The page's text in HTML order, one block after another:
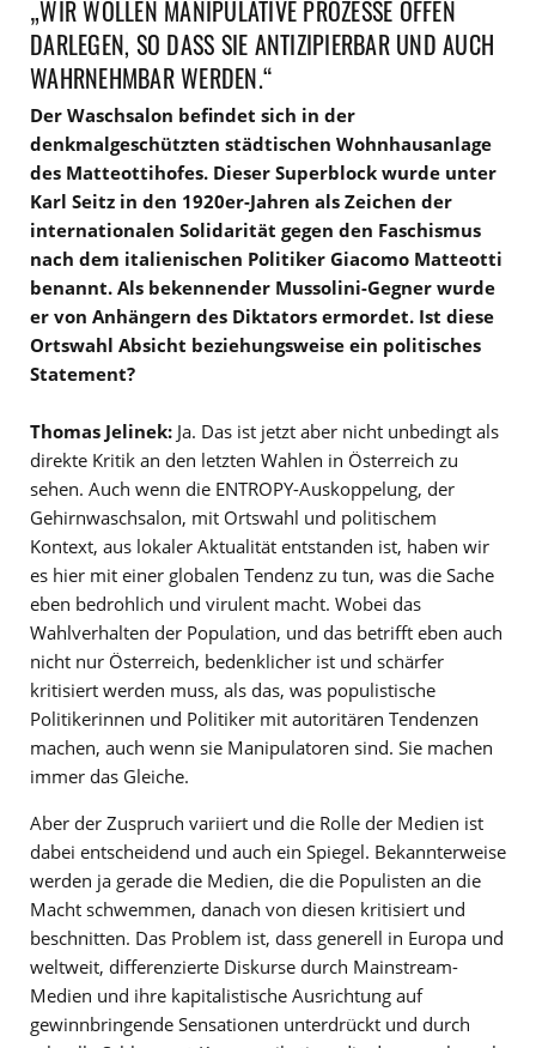
„WIR WOLLEN MANIPULATIVE PROZESSE OFFEN
DARLEGEN, SO DASS SIE ANTIZIPIERBAR UND AUCH
WAHRNEHMBAR WERDEN.“
Der Waschsalon befindet sich in der
denkmalgeschützten städtischen Wohnhausanlage
des Matteottihofes. Dieser Superblock wurde unter
Karl Seitz in den 1920er-Jahren als Zeichen der
internationalen Solidarität gegen den Faschismus
nach dem italienischen Politiker Giacomo Matteotti
benannt. Als bekennender Mussolini-Gegner wurde
er von Anhängern des Diktators ermordet. Ist diese
Ortswahl Absicht beziehungsweise ein politisches
Statement?
Thomas Jelinek: Ja. Das ist jetzt aber nicht unbedingt als
direkte Kritik an den letzten Wahlen in Österreich zu
sehen. Auch wenn die ENTROPY-Auskoppelung, der
Gehirnwaschsalon, mit Ortswahl und politischem
Kontext, aus lokaler Aktualität entstanden ist, haben wir
es hier mit einer globalen Tendenz zu tun, was die Sache
eben bedrohlich und virulent macht. Wobei das
Wahlverhalten der Population, und das betrifft eben auch
nicht nur Österreich, bedenklicher ist und schärfer
kritisiert werden muss, als das, was populistische
Politikerinnen und Politiker mit autoritären Tendenzen
machen, auch wenn sie Manipulatoren sind. Sie machen
immer das Gleiche.
Aber der Zuspruch variiert und die Rolle der Medien ist
dabei entscheidend und auch ein Spiegel. Bekannterweise
werden ja gerade die Medien, die die Populisten an die
Macht schwemmen, danach von diesen kritisiert und
beschnitten. Das Problem ist, dass generell in Europa und
weltweit, differenzierte Diskurse durch Mainstream-
Medien und ihre kapitalistische Ausrichtung auf
gewinnbringende Sensationen unterdrückt und durch